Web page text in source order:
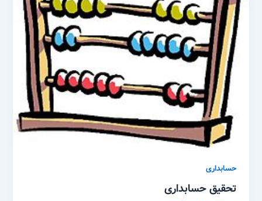
حسابداری
تحقیق حسابداری